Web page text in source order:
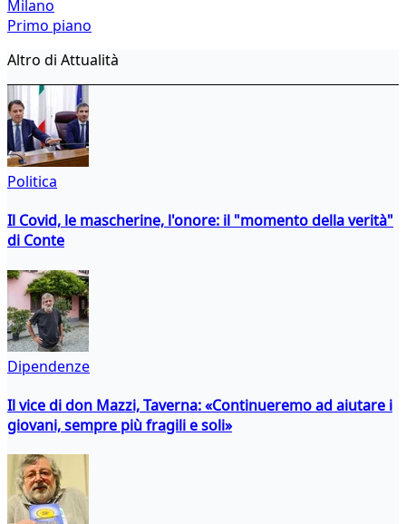
Milano
Primo piano
Altro di Attualità
Politica
Il Covid, le mascherine, l'onore: il "momento della verità"
di Conte
Dipendenze
Il vice di don Mazzi, Taverna: «Continueremo ad aiutare i
giovani, sempre più fragili e soli»